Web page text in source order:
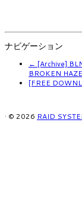
ナビゲーション
← [Archive]
BROKEN
[FREE
· © 2026 RAID